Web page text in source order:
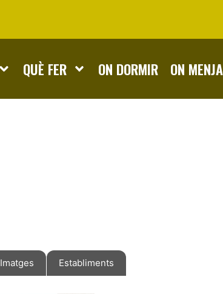
QUÈ FER ON DORMIR ON
Imatges Establiments